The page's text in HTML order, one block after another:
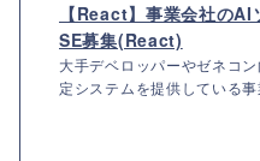
【React】事業会社の
SE募集(React)
大手デベロッパーやゼネコ
定システムを提供している